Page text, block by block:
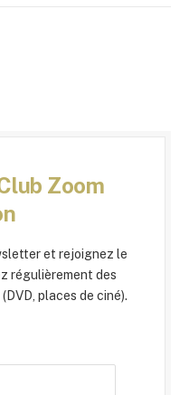
Zoom
et rejoignez le
régulièrement des
places de ciné).